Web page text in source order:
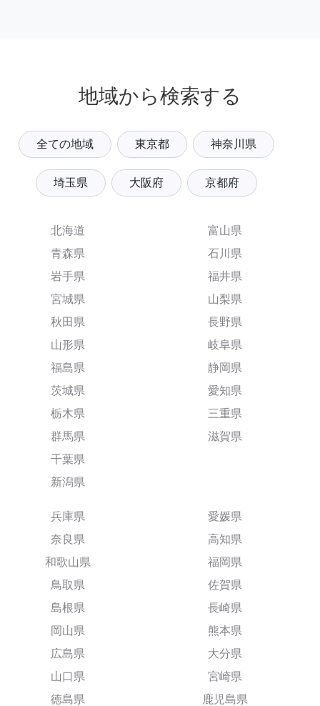
地域から検索する
全ての地域 東京都 神奈川県
埼玉県 大阪府 京都府
北海道
青森県
岩手県
宮城県
秋田県
山形県
福島県
茨城県
栃木県
群馬県
千葉県
新潟県
富山県
石川県
福井県
山梨県
長野県
岐阜県
静岡県
愛知県
三重県
滋賀県
兵庫県
奈良県
和歌山県
鳥取県
島根県
岡山県
広島県
山口県
徳島県
愛媛県
高知県
福岡県
佐賀県
長崎県
熊本県
大分県
宮崎県
鹿児島県